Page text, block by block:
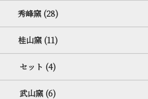
秀峰窯 (28)
桂山窯 (11)
セット (4)
武山窯 (6)